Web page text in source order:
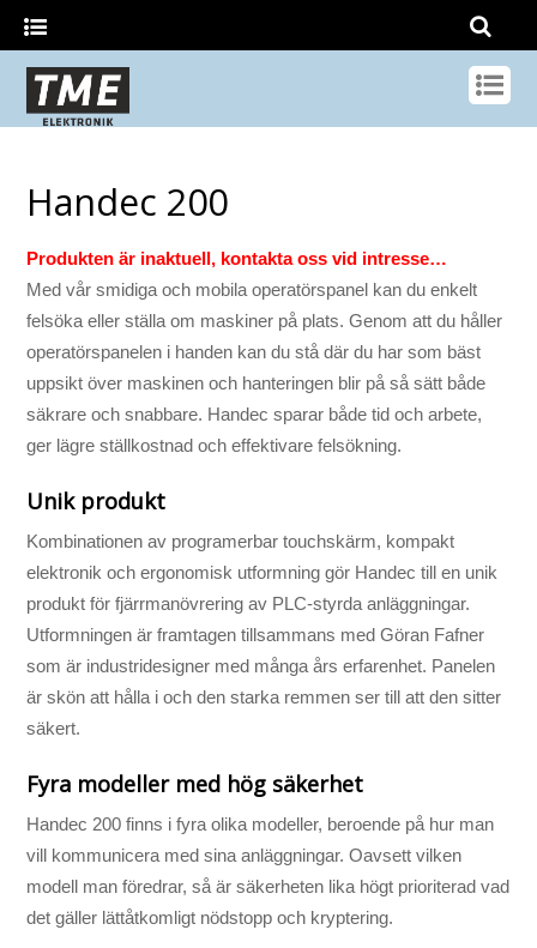
Handec 200
Produkten är inaktuell, kontakta oss vid intresse…
Med vår smidiga och mobila operatörspanel kan du enkelt
felsöka eller ställa om maskiner på plats. Genom att du håller
operatörspanelen i handen kan du stå där du har som bäst
uppsikt över maskinen och hanteringen blir på så sätt både
säkrare och snabbare. Handec sparar både tid och arbete,
ger lägre ställkostnad och effektivare felsökning.
Unik produkt
Kombinationen av programerbar touchskärm, kompakt
elektronik och ergonomisk utformning gör Handec till en unik
produkt för fjärrmanövrering av PLC-styrda anläggningar.
Utformningen är framtagen tillsammans med Göran Fafner
som är industridesigner med många års erfarenhet. Panelen
är skön att hålla i och den starka remmen ser till att den sitter
säkert.
Fyra modeller med hög säkerhet
Handec 200 finns i fyra olika modeller, beroende på hur man
vill kommunicera med sina anläggningar. Oavsett vilken
modell man föredrar, så är säkerheten lika högt prioriterad vad
det gäller lättåtkomligt nödstopp och kryptering.